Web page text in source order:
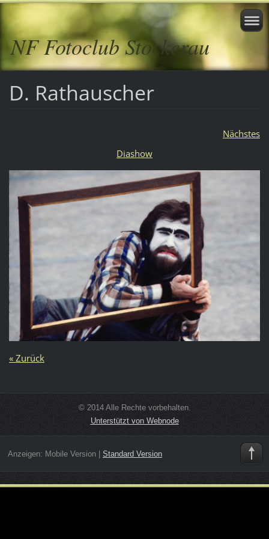
NF Fotoclub Stockerau
D. Rathauscher
Nächstes
Diashow
« Zurück
© 2014 Alle Rechte vorbehalten.
Unterstützt von Webnode
Anzeigen: Mobile Version| Standard Version